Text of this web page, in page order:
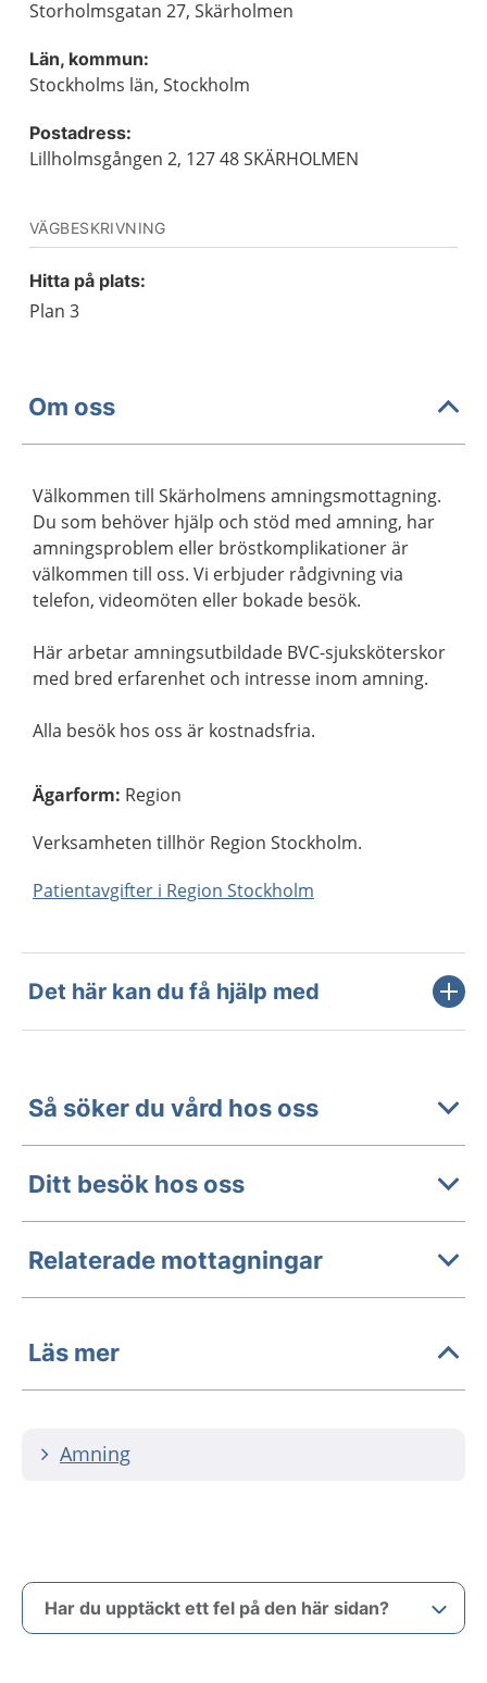
Storholmsgatan 27, Skärholmen
Län, kommun:
Stockholms län, Stockholm
Postadress:
Lillholmsgången 2, 127 48 SKÄRHOLMEN
VÄGBESKRIVNING
Hitta på plats:
Plan 3
Om oss
Välkommen till Skärholmens amningsmottagning.
Du som behöver hjälp och stöd med amning, har
amningsproblem eller bröstkomplikationer är
välkommen till oss. Vi erbjuder rådgivning via
telefon, videomöten eller bokade besök.
Här arbetar amningsutbildade BVC-sjuksköterskor
med bred erfarenhet och intresse inom amning.
Alla besök hos oss är kostnadsfria.
Ägarform: Region
Verksamheten tillhör Region Stockholm.
Patientavgifter i Region Stockholm
Det här kan du få hjälp med
Så söker du vård hos oss
Ditt besök hos oss
Relaterade mottagningar
Läs mer
Amning
Har du upptäckt ett fel på den här sidan?